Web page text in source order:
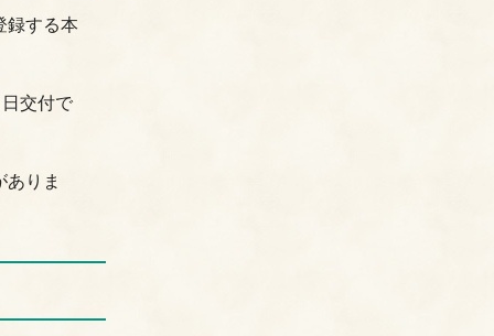
録する本
交付で
りま